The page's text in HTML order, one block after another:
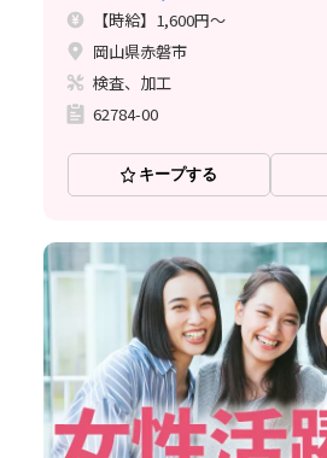
【時給】1,600円～
岡山県赤磐市
検査、加工
62784-00
キープする